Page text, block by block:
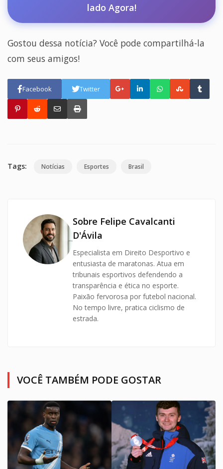
lado Agora!
Gostou dessa notícia? Você pode compartilhá-la
com seus amigos!
Facebook Twitter
Tags: Notícias Esportes Brasil
Sobre Felipe Cavalcanti
D'Ávila
Especialista em Direito Desportivo e
entusiasta de maratonas. Atua em
tribunais esportivos defendendo a
transparência e ética no esporte.
Paixão fervorosa por futebol nacional.
No tempo livre, pratica ciclismo de
estrada.
VOCÊ TAMBÉM PODE GOSTAR